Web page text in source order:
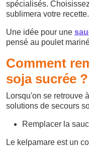
spécialisés.
sublimera votre recette.
Une idée pour une
pensé au poulet
Comment
soja sucrée ?
Lorsqu'on se retrouve
solutions de secours
Remplacer la
Le kelpamare est un